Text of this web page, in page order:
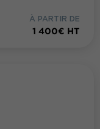
À PARTIR DE
1 400€ HT